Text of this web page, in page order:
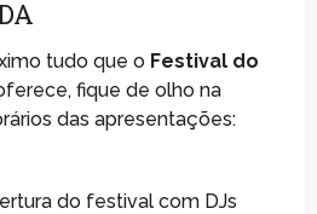
tudo que o Festival do
fique de olho na
das apresentações:
do festival com DJs